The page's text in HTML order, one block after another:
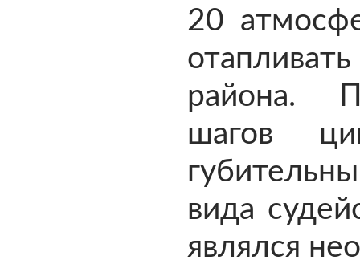
20
района.
шагов
вида
являлся